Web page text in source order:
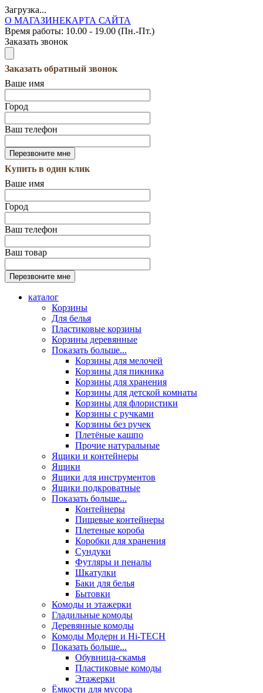
Загрузка...
О МАГАЗИНЕКАРТА САЙТА
Время работы: 10.00 - 19.00 (Пн.-Пт.)
Заказать звонок
Заказать обратный звонок
Ваше имя
Город
Ваш телефон
Купить в один клик
Ваше имя
Город
Ваш телефон
Ваш товар
каталог
Корзины
Для белья
Пластиковые корзины
Корзины деревянные
Показать больше...
Корзины для мелочей
Корзины для пикника
Корзины для хранения
Корзины для детской комнаты
Корзины для флористики
Корзины с ручками
Корзины без ручек
Плетёные кашпо
Прочие натуральные
Ящики и контейнеры
Ящики
Ящики для инструментов
Ящики подкроватные
Показать больше...
Контейнеры
Пищевые контейнеры
Плетеные короба
Коробки для хранения
Сундуки
Футляры и пеналы
Шкатулки
Баки для белья
Бытовки
Комоды и этажерки
Гладильные комоды
Деревянные комоды
Комоды Модерн и Hi-TECH
Показать больше...
Обувница-скамья
Пластиковые комоды
Этажерки
Ёмкости для мусора